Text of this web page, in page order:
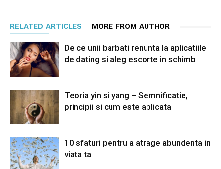
RELATED ARTICLES MORE FROM AUTHOR
De ce unii barbati renunta la aplicatiile
de dating si aleg escorte in schimb
Teoria yin si yang – Semnificatie,
principii si cum este aplicata
10 sfaturi pentru a atrage abundenta in
viata ta